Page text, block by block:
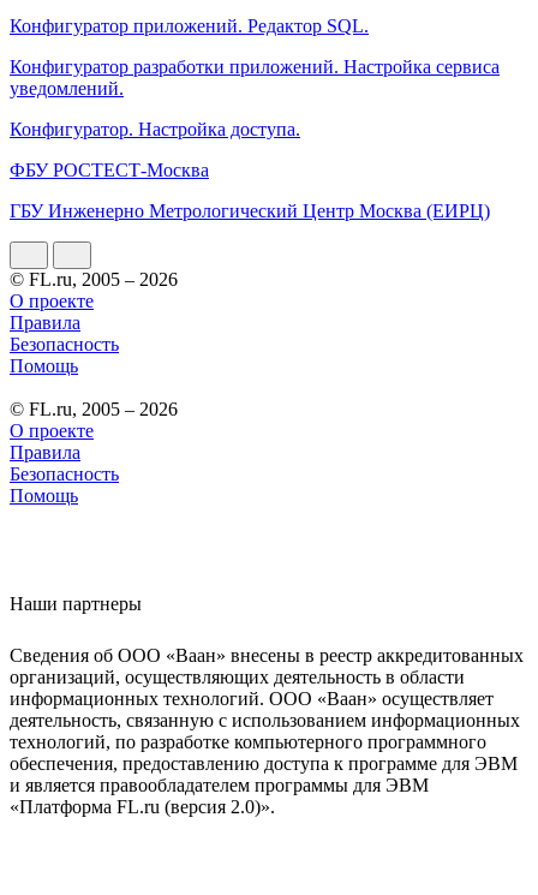
Конфигуратор приложений. Редактор SQL.
Конфигуратор разработки приложений. Настройка сервиса
уведомлений.
Конфигуратор. Настройка доступа.
ФБУ РОСТЕСТ-Москва
ГБУ Инженерно Метрологический Центр Москва (ЕИРЦ)
© FL.ru, 2005 – 2026
О проекте
Правила
Безопасность
Помощь
© FL.ru, 2005 – 2026
О проекте
Правила
Безопасность
Помощь
Наши партнеры
Сведения об ООО «Ваан» внесены в реестр аккредитованных
организаций, осуществляющих деятельность в области
информационных технологий. ООО «Ваан» осуществляет
деятельность, связанную с использованием информационных
технологий, по разработке компьютерного программного
обеспечения, предоставлению доступа к программе для ЭВМ
и является правообладателем программы для ЭВМ
«Платформа FL.ru (версия 2.0)».